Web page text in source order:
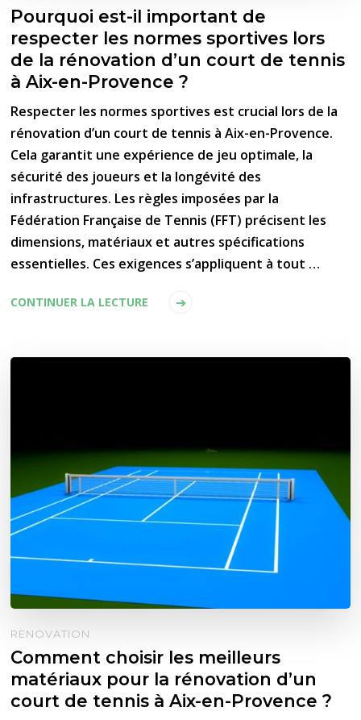
Pourquoi est-il important de
respecter les normes sportives lors
de la rénovation d’un court de tennis
à Aix-en-Provence ?
Respecter les normes sportives est crucial lors de la
rénovation d’un court de tennis à Aix-en-Provence.
Cela garantit une expérience de jeu optimale, la
sécurité des joueurs et la longévité des
infrastructures. Les règles imposées par la
Fédération Française de Tennis (FFT) précisent les
dimensions, matériaux et autres spécifications
essentielles. Ces exigences s’appliquent à tout …
CONTINUER LA LECTURE
RENOVATION
Comment choisir les meilleurs
matériaux pour la rénovation d’un
court de tennis à Aix-en-Provence ?